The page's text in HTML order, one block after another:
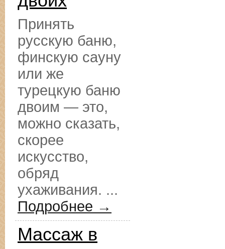
Принять
русскую баню,
финскую сауну
или же
турецкую баню
двоим — это,
можно сказать,
скорее
искусство,
обряд
ухаживания. ...
Подробнее →
Массаж в